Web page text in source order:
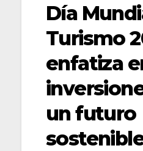
Día
Turismo
enfatiza
un futuro